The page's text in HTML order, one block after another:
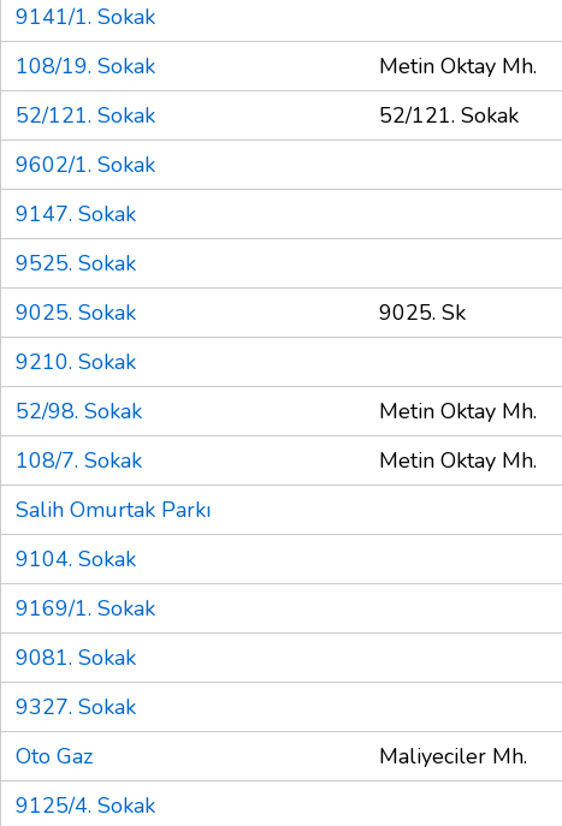
9141/1. Sokak
108/19. Sokak
Metin Oktay Mh.
52/121. Sokak
52/121. Sokak
9602/1. Sokak
9147. Sokak
9525. Sokak
9025. Sokak
9025. Sk
9210. Sokak
52/98. Sokak
Metin Oktay Mh.
108/7. Sokak
Metin Oktay Mh.
Salih Omurtak Parkı
9104. Sokak
9169/1. Sokak
9081. Sokak
9327. Sokak
Oto Gaz
Maliyeciler Mh.
9125/4. Sokak